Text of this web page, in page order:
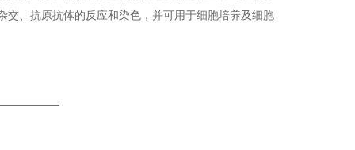
交、抗原抗体的反应和染色，并可用于细胞培养及细胞